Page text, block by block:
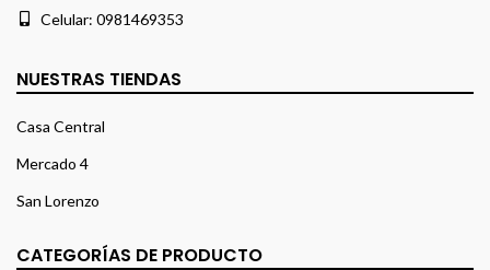
Celular: 0981469353
NUESTRAS TIENDAS
Casa Central
Mercado 4
San Lorenzo
CATEGORÍAS DE PRODUCTO